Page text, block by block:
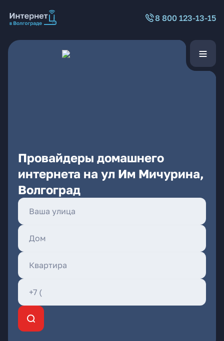
8 800 123-13-15
Провайдеры домашнего
интернета на ул Им Мичурина,
Волгоград